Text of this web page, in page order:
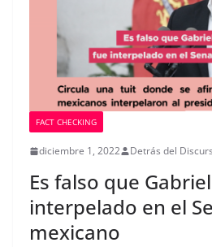
FACT CHECKING
diciembre 1, 2022 Detrás del
Es falso que
interpelado en el
mexicano